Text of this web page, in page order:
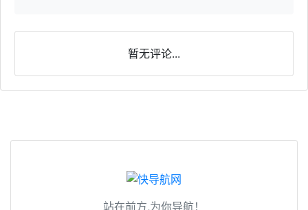
暂无评论...
站在前方,为你导航！